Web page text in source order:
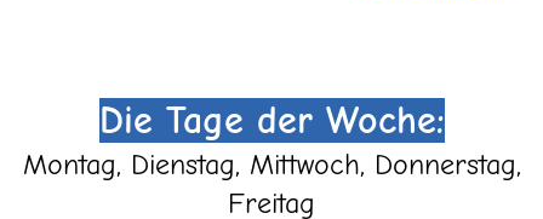
Die Tage der Woche:
Montag, Dienstag, Mittwoch, Donnerstag,
Freitag